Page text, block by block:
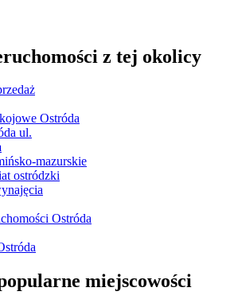
z tej okolicy
Ostróda
ul.
mazurskie
ostródzki
Ostróda
miejscowości